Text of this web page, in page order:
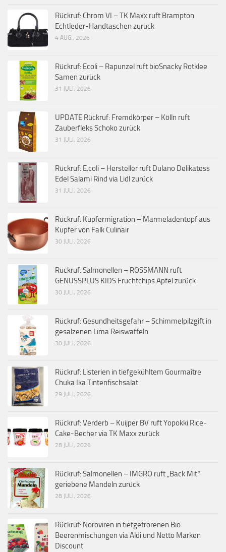
Rückruf: Chrom VI – TK Maxx ruft Brampton
Echtleder-Handtaschen zurück
4 AUG., 2026
Rückruf: Ecoli – Rapunzel ruft bioSnacky Rotklee
Samen zurück
31 JULI, 2026
UPDATE Rückruf: Fremdkörper – Kölln ruft
Zauberfleks Schoko zurück
31 JULI, 2026
Rückruf: E.coli – Hersteller ruft Dulano Delikatess
Edel Salami Rind via Lidl zurück
31 JULI, 2026
Rückruf: Kupfermigration – Marmeladentopf aus
Kupfer von Falk Culinair
30 JULI, 2026
Rückruf: Salmonellen – ROSSMANN ruft
GENUSSPLUS KIDS Fruchtchips Apfel zurück
30 JULI, 2026
Rückruf: Gesundheitsgefahr – Schimmelpilzgift in
gesalzenen Lima Reiswaffeln
30 JULI, 2026
Rückruf: Listerien in tiefgekühltem Gourmaître
Chuka Ika Tintenfischsalat
29 JULI, 2026
Rückruf: Verderb – Kuijper BV ruft Yopokki Rice-
Cake-Becher via TK Maxx zurück
28 JULI, 2026
Rückruf: Salmonellen – IMGRO ruft „Back Mit“
geriebene Mandeln zurück
28 JULI, 2026
Rückruf: Noroviren in tiefgefrorenen Bio
Beerenmischungen via Aldi und Netto Marken
Discount